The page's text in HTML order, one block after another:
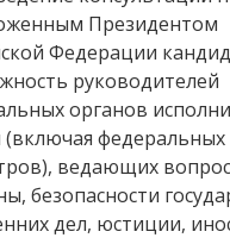
Президентом
Федерации
руководителей
органов
(включая федеральных
ведающих
безопасности
дел, юстиции,